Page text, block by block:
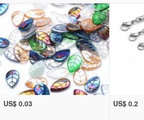
US$ 0.03 US$ 0.2